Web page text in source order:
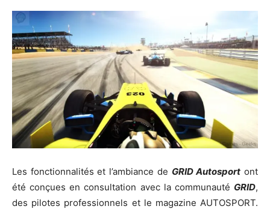
Les fonctionnalités et l’ambiance de GRIDAutosport ont
été conçues en consultation avec la communauté GRID,
des pilotes professionnels et le magazine AUTOSPORT.